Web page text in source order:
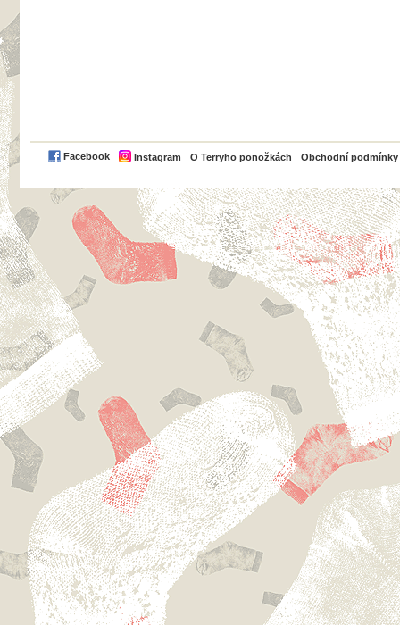
Facebook Instagram O Terryho ponožkách Obchodní podmínky
PayPal